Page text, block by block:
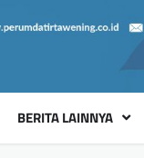
BERITA LAINNYA